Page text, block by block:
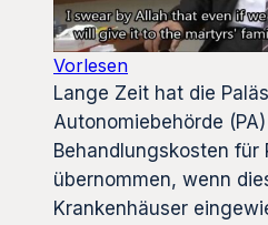
Vorlesen
Lange Zeit hat die
Autonomiebehörde
Behandlungskosten für
übernommen, wenn
Krankenhäuser